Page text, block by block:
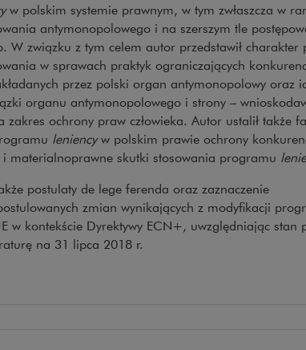
w polskim systemie prawnym, w tym zwłaszcza w
antymonopolowego i na szerszym tle
W związku z tym celem autor przedstawił charakter
w sprawach praktyk ograniczających
przez polski organ antymonopolowy oraz
organu antymonopolowego i strony –
zakres ochrony praw człowieka. Autor ustalił także
leniencyw polskim prawie ochrony
materialnoprawne skutki stosowania programu
postulaty de lege ferenda oraz zaznaczenie
zmian wynikających z modyfikacji
w kontekście Dyrektywy ECN+, uwzględniając stan
na 31 lipca 2018 r.